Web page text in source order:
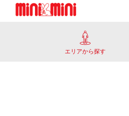
エリアから探す